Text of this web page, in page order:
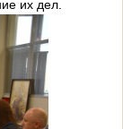
их дел.